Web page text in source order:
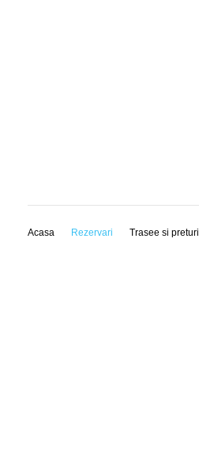
Acasa Rezervari Trasee si preturi